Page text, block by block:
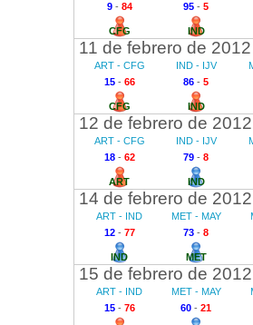
9- 84
CFG
95 - 5
IND
11 de febrero de 2012
ART - CFG
15- 66
CFG
IND - IJV
86 - 5
IND
12 de febrero de 2012
ART - CFG
18- 62
ART
IND - IJV
79 - 8
IND
14 de febrero de 2012
ART - IND
12- 77
IND
MET - MAY
73 - 8
MET
15 de febrero de 2012
ART - IND
15- 76
MET - MAY
60 - 21